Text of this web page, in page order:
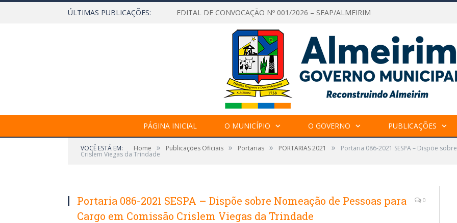
ÚLTIMAS PUBLICAÇÕES: EDITAL DE CONVOCAÇÃO Nº 001/2026 – SEAP/ALMEIRIM
PÁGINA INICIAL O MUNICÍPIO O GOVERNO PUBLICAÇÕES
VOCÊ ESTÁ EM: Home » Publicações Oficiais » Portarias » PORTARIAS 2021 » Portaria 086-2021 SESPA – Dispõe
Crislem Viegas da Trindade
Portaria 086-2021 SESPA – Dispõe sobre Nomeação de Pessoas para
Cargo em Comissão Crislem Viegas da Trindade
0